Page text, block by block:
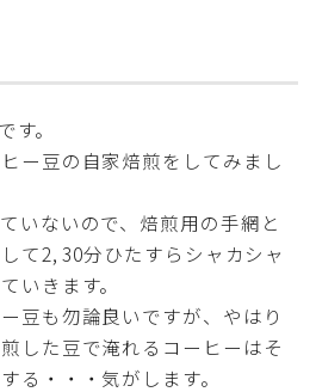
。
ー豆の自家焙煎をしてみまし
いないので、焙煎用の手網と
て2, 30分ひたすらシャカシャ
いきます。
豆も勿論良いですが、やはり
した豆で淹れるコーヒーはそ
る・・・気がします。